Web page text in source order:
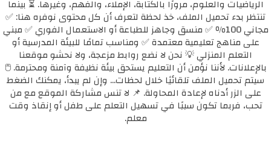
الرياضيات والعلوم، مرورًا بالكتابة، الإملاء، والفهم، وغيرها. ⏳ بينما
تنتظر بدء تحميل الملف، خذ لحظة لتعرف أن كل محتوى نوفره هنا: ✅
مجاني 100٪ ✅ منسق وجاهز للطباعة أو الاستعمال الفوري ✅ مبني
على مناهج تعليمية معتمدة ✅ ومناسب تمامًا للبيئة المدرسية أو
التعلم المنزلي 💡 نحن لا نضع روابط مزعجة، ولا نحشو موقعنا
بالإعلانات. لأننا نؤمن أن التعليم يستحق بيئة نظيفة وآمنة ومحترمة. 🖱️
سيتم تحميل الملف تلقائيًا خلال لحظات... وإن لم يبدأ، يمكنك الضغط
على الزر أدناه لإعادة المحاولة. 📌 لا تنس مشاركة الموقع مع من
تحب، فربما تكون سببًا في تسهيل التعلم على طفل أو إنقاذ وقت
معلم.